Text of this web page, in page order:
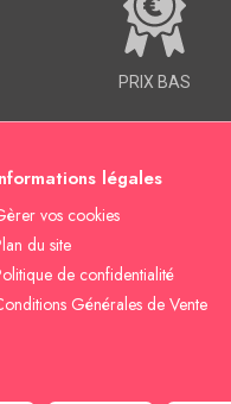
PRIX BAS
légales
vos cookies
du site
de confidentialité
Générales de Vente